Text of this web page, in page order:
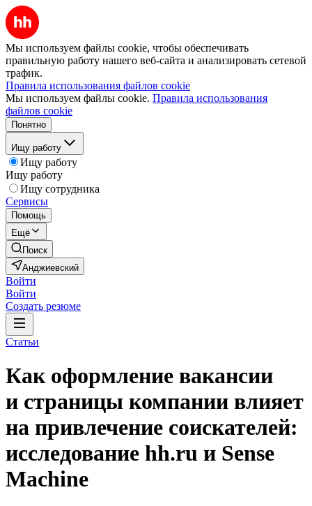
Мы используем файлы cookie, чтобы обеспечивать
правильную работу нашего веб-сайта и анализировать сетевой
трафик.
Правила использования файлов cookie
Мы используем файлы cookie. Правила использования
файлов cookie
Понятно
Ищу работу
Ищу работу
Ищу работу
Ищу сотрудника
Сервисы
Помощь
Ещё
Поиск
Анджиевский
Войти
Войти
Создать резюме
Статьи
Как оформление вакансии
и страницы компании влияет
на привлечение соискателей:
исследование hh.ru и Sense
Machine